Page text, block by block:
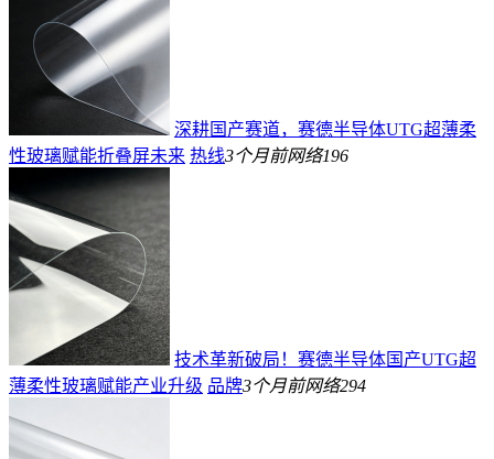
深耕国产赛道，赛德半导体UTG超薄柔
性玻璃赋能折叠屏未来 热线3个月前网络196
技术革新破局！赛德半导体国产UTG超
薄柔性玻璃赋能产业升级 品牌3个月前网络294